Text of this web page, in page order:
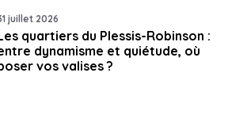
juillet 2026
quartiers du Plessis-Robinson :
dynamisme et quiétude, où
vos valises ?